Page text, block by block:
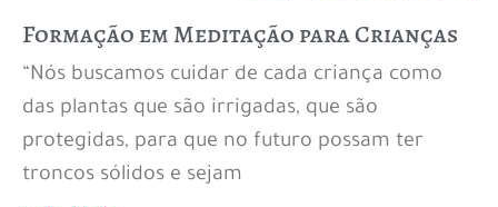
Formação em Meditação para Crianças
“Nós buscamos cuidar de cada criança como
das plantas que são irrigadas, que são
protegidas, para que no futuro possam ter
troncos sólidos e sejam